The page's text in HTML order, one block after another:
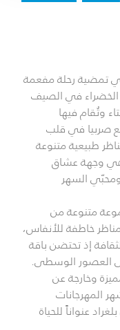
تمضية رحلة مفعمة
الخضراء في الصيف
وتُقام فيها
صربيا في قلب
طبيعية متنوعة
هي وجهة عشاق
السهر
متنوعة من
خاطفة للأنفاس،
إذ تحتضن باقة
العصور الوسطى.
وخارجة عن
المهرجانات
عنواناً للحياة